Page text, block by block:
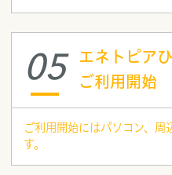
05
エネトピア
ご利用開始
ご利用開始にはパソコン、
す。